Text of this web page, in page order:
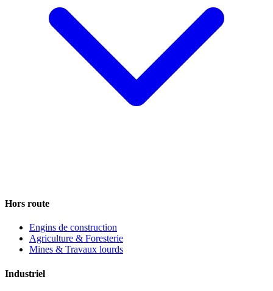
Hors route
Engins de construction
Agriculture & Foresterie
Mines & Travaux lourds
Industriel